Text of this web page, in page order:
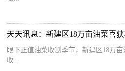
天天讯息：新建区18万亩油菜喜
眼下正值油菜收割季节，新建区18万
收...